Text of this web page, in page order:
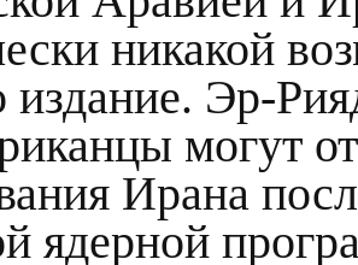
никакой
издание. Эр-
могут
Ирана
ядерной